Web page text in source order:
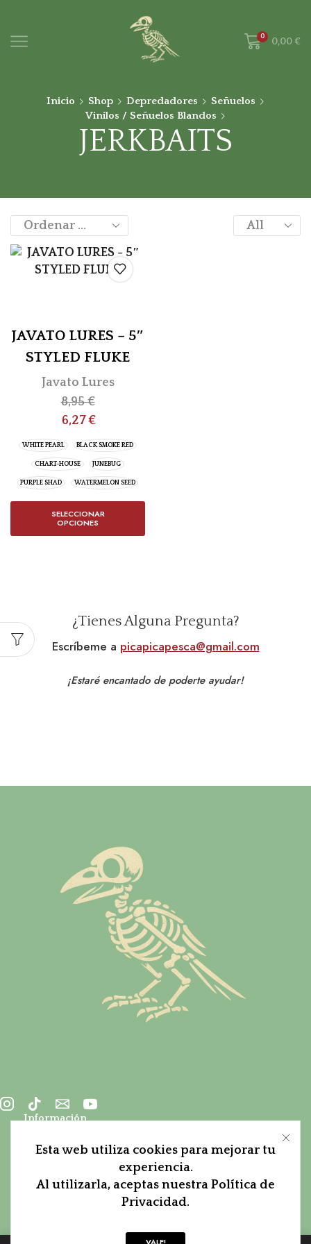
0 0,00 €
Inicio Shop Depredadores
Señuelos
Vinilos / Señuelos Blandos
JERKBAITS
JAVATO LURES – 5″
STYLED FLUKE
Javato Lures
8,95€
6,27€
WHITE PEARL BLACK SMOKE RED
CHART-HOUSE JUNEBUG
PURPLE SHAD WATERMELON SEED
SELECCIONAR
OPCIONES
¿Tienes Alguna Pregunta?
Escríbeme a picapicapesca@gmail.com
¡Estaré encantado de poderte ayudar!
Información
Sobre Pica Pica
Esta web utiliza cookies para mejorar tu
experiencia.
Al utilizarla, aceptas nuestra Política de
Privacidad.